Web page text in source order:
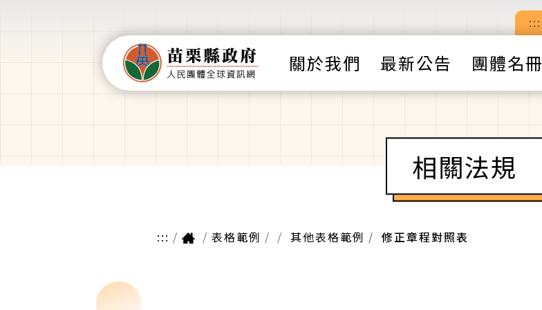
:::
關於我們 最新公告 團體名冊
相關法規
::: 表格範例 其他表格範例 修正章程對照表